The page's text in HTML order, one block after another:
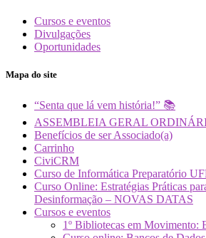
Cursos e eventos
Divulgações
Oportunidades
Mapa do site
“Senta que lá vem história!” 📚
ASSEMBLEIA GERAL
Benefícios de ser Associado(a)
Carrinho
CiviCRM
Curso de Informática Preparatório
Curso Online: Estratégias Práticas
Desinformação – NOVAS DATAS
Cursos e eventos
1º Bibliotecas em Movimento: